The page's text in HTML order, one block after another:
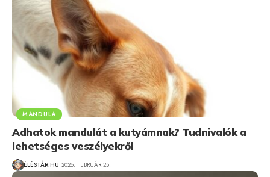
MANDULA
Adhatok mandulát a kutyámnak? Tudnivalók a
lehetséges veszélyekről
ÉLÉSTÁR.HU 2026. FEBRUÁR 25.